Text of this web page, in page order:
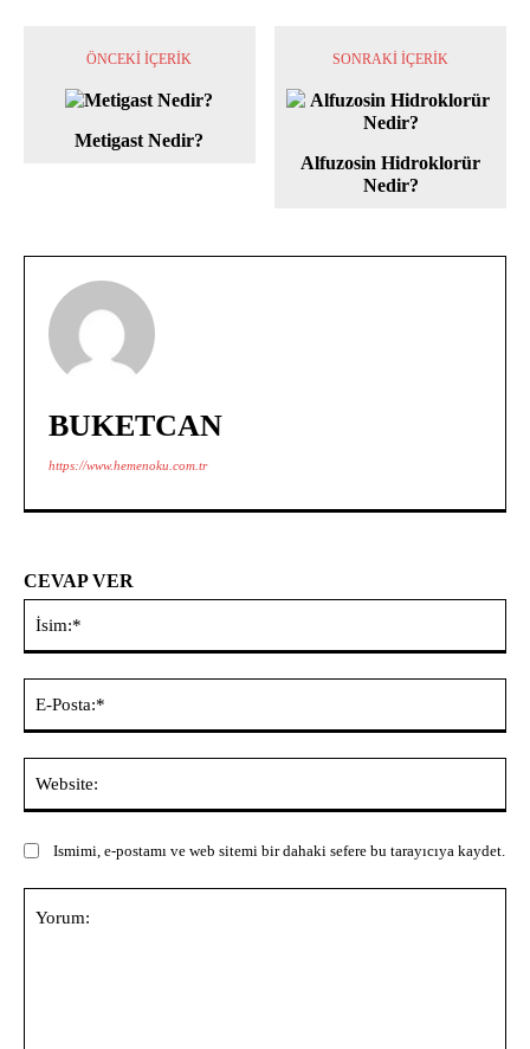
ÖNCEKI İÇERIK
Metigast Nedir?
SONRAKI İÇERIK
Alfuzosin Hidroklorür
Nedir?
BUKETCAN
https://www.hemenoku.com.tr
CEVAP VER
Ismimi, e-postamı ve web sitemi bir dahaki sefere bu tarayıcıya kaydet.